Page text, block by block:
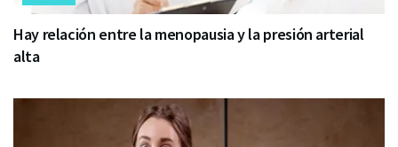
Hay relación entre la menopausia y la presión arterial
alta